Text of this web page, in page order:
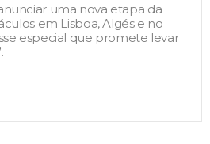
uma nova etapa da
em Lisboa, Algés e no
especial que promete levar